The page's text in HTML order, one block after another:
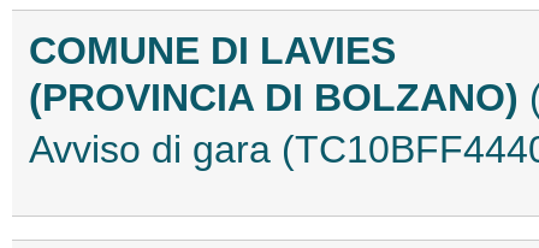
COMUNE DI LAVIES
(PROVINCIA DI BOLZANO)
Avviso di gara